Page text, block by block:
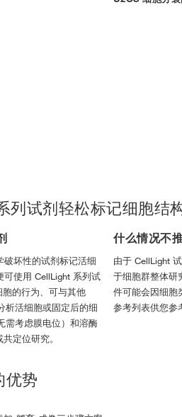
列试剂轻松标记细胞结
坏性的试剂标记活细
可使用 CellLight 系列试
的行为、可与其他
析活细胞或固定后的细
需考虑膜电位）和溶酶
定位研究。
什么情况不
由于 CellLight
于细胞群整体研
件可能会因细胞
参考列表供您参
优势